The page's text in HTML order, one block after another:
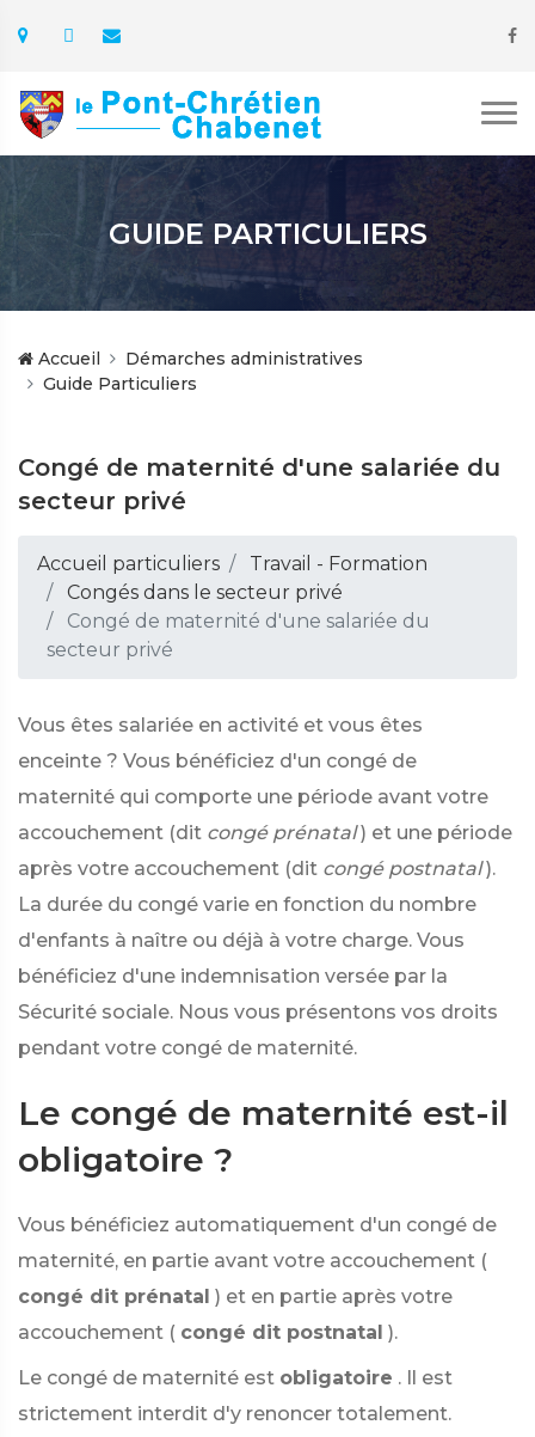
GUIDE PARTICULIERS
Accueil
Démarches administratives
Guide Particuliers
Congé de maternité d'une salariée du
secteur privé
Accueil particuliers
Travail - Formation
Congés dans le secteur privé
Congé de maternité d'une salariée du
secteur privé
Vous êtes salariée en activité et vous êtes
enceinte ? Vous bénéficiez d'un congé de
maternité qui comporte une période avant votre
accouchement (dit congé prénatal ) et une période
après votre accouchement (dit congé postnatal ).
La durée du congé varie en fonction du nombre
d'enfants à naître ou déjà à votre charge. Vous
bénéficiez d'une indemnisation versée par la
Sécurité sociale. Nous vous présentons vos droits
pendant votre congé de maternité.
Le congé de maternité est-il
obligatoire ?
Vous bénéficiez automatiquement d'un congé de
maternité, en partie avant votre accouchement (
congé dit prénatal ) et en partie après votre
accouchement ( congé dit postnatal ).
Le congé de maternité est obligatoire . Il est
strictement interdit d'y renoncer totalement.